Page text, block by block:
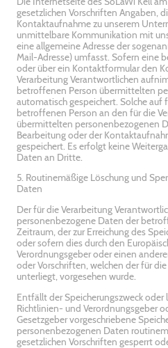
gesetzlichen Vorschriften Angaben,
Kontaktaufnahme zu unserem
unmittelbare Kommunikation mit
eine allgemeine Adresse der
Mail-Adresse) umfasst. Sofern eine
oder über ein Kontaktformular den
Verarbeitung Verantwortlichen
betroffenen Person übermittelten
automatisch gespeichert. Solche auf
betroffenen Person an den für die
übermittelten personenbezogenen
Bearbeitung oder der
gespeichert. Es erfolgt keine
Daten an Dritte.
5. Routinemäßige Löschung und
Daten
Der für die Verarbeitung
personenbezogene Daten der
Zeitraum, der zur Erreichung des
oder sofern dies durch den
Verordnungsgeber oder einen
oder Vorschriften, welchen der für
unterliegt, vorgesehen wurde.
Entfällt der Speicherungszweck
Richtlinien- und Verordnungsgeber
Gesetzgeber vorgeschriebene
personenbezogenen Daten
gesetzlichen Vorschriften gesperrt